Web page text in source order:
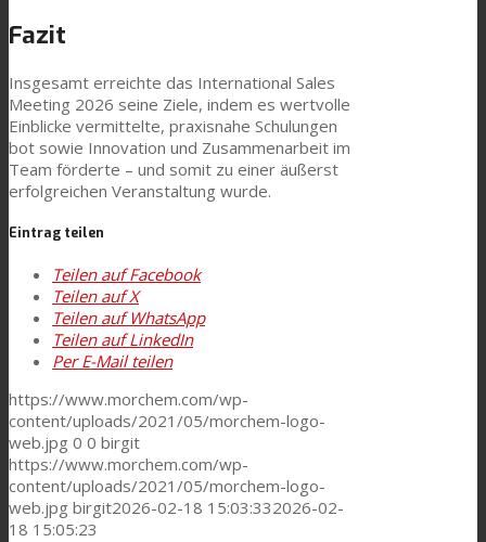
Fazit
Insgesamt erreichte das International Sales
Meeting 2026 seine Ziele, indem es wertvolle
Einblicke vermittelte, praxisnahe Schulungen
bot sowie Innovation und Zusammenarbeit im
Team förderte – und somit zu einer äußerst
erfolgreichen Veranstaltung wurde.
Eintrag teilen
Teilen auf Facebook
Teilen auf X
Teilen auf WhatsApp
Teilen auf LinkedIn
Per E-Mail teilen
https://www.morchem.com/wp-
content/uploads/2021/05/morchem-logo-
web.jpg 0 0 birgit
https://www.morchem.com/wp-
content/uploads/2021/05/morchem-logo-
web.jpg birgit2026-02-18 15:03:332026-02-
18 15:05:23